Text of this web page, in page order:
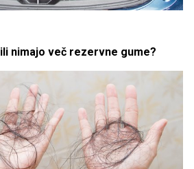
nimajo več rezervne gume?